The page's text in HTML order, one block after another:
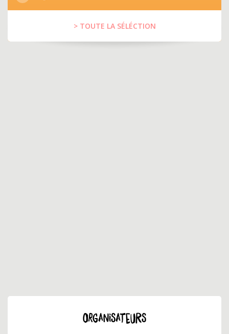
> TOUTE LA SÉLÉCTION
ORGANISATEURS